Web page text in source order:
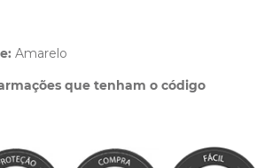
Amarelo
que tenham o código